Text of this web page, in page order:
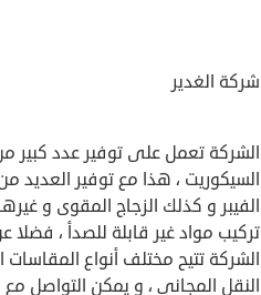
شركة الغدير
الشركة تعمل على توفير عدد كبير
السيكوريت ، هذا مع توفير العديد
الفيبر و كذلك الزجاج المقوى و
تركيب مواد غير قابلة للصدأ ،
الشركة تتيح مختلف أنواع
النقل المجاني ، و يمكن التواصل مع